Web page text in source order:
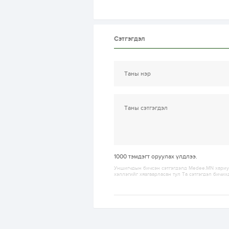
Сэтгэгдэл
1000 тэмдэгт оруулах үлдлээ.
Уншигчдын бичсэн сэтгэгдэлд Medee.MN
хэллэгийг хязгаарласан тул Та сэтгэгдэл